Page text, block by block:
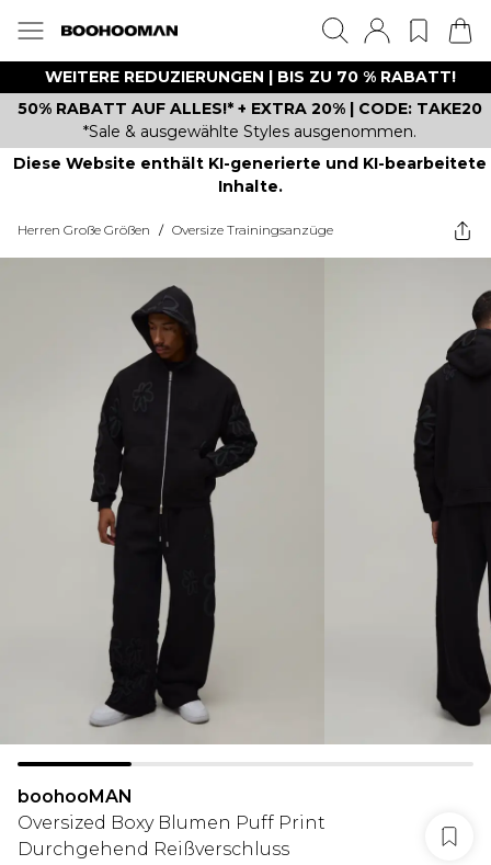
WEITERE REDUZIERUNGEN | BIS ZU 70 % RABATT!
50% RABATT AUF ALLES!* + EXTRA 20% | CODE: TAKE20
*Sale & ausgewählte Styles ausgenommen.
Diese Website enthält KI-generierte und KI-bearbeitete
Inhalte.
Herren Große Größen / Oversize Trainingsanzüge
boohooMAN
Oversized Boxy Blumen Puff Print
Durchgehend Reißverschluss